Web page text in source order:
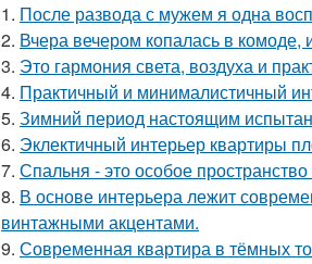
1. После развода с мужем я одна
2. Вчера вечером копалась в
3. Это гармония света, воздуха и
4. Практичный и минималистичный
5. Зимний период настоящим
6. Эклектичный интерьер квартиры
7. Спальня - это особое
8. В основе интерьера лежит
винтажными акцентами.
9. Современная квартира в тёмных